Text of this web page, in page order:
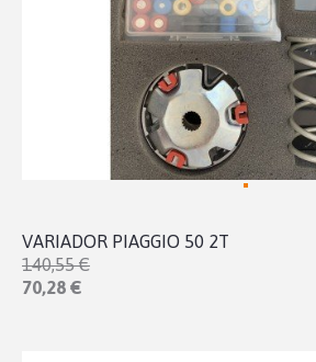
VARIADOR PIAGGIO 50 2T
140,55 €
70,28 €